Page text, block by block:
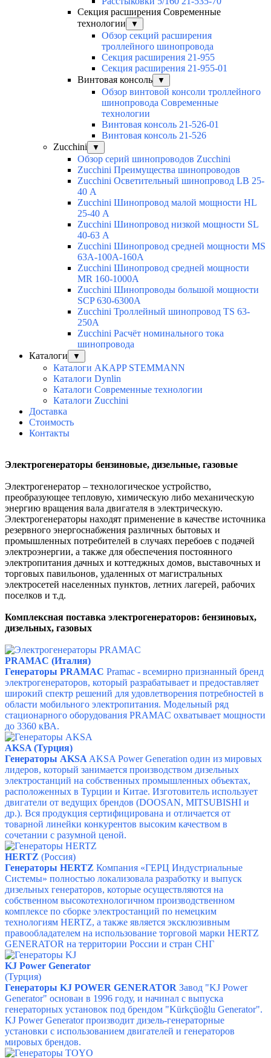
Секция расширения Современные
технологии
▼
Обзор секций расширения
троллейного шинопровода
Секция расширения 21-955
Секция расширения 21-955-01
Винтовая консоль
▼
Обзор винтовой консоли троллейного
шинопровода Современные
технологии
Винтовая консоль 21-526-01
Винтовая консоль 21-526
Zucchini
▼
Обзор серий шинопроводов Zucchini
Zucchini Преимущества шинопроводов
Zucchini Осветительный шинопровод LB 25-
40 А
Zucchini Шинопровод малой мощности HL
25-40 А
Zucchini Шинопровод низкой мощности SL
40-63 А
Zucchini Шинопровод средней мощности MS
63A-100A-160A
Zucchini Шинопровод средней мощности
MR 160-1000А
Zucchini Шинопроводы большой мощности
SCP 630-6300А
Zucchini Троллейный шинопровод TS 63-
250A
Zucchini Расчёт номинального тока
шинопровода
Каталоги
▼
Каталоги AKAPP STEMMANN
Каталоги Dynlin
Каталоги Современные технологии
Каталоги Zucchini
Доставка
Стоимость
Контакты
Электрогенераторы бензиновые, дизельные, газовые
Электрогенератор – технологическое устройство,
преобразующее тепловую, химическую либо механическую
энергию вращения вала двигателя в электрическую.
Электрогенераторы находят применение в качестве источника
резервного энергоснабжения различных бытовых и
промышленных потребителей в случаях перебоев с подачей
электроэнергии, а также для обеспечения постоянного
электропитания дачных и коттеджных домов, выставочных и
торговых павильонов, удаленных от магистральных
электросетей населенных пунктов, летних лагерей, рабочих
поселков и т.д.
Комплексная поставка электрогенераторов: бензиновых,
дизельных, газовых
PRAMAC (Италия)
Генераторы PRAMAC Pramac - всемирно признанный бренд
электрогенераторов, который разрабатывает и предоставляет
широкий спектр решений для удовлетворения потребностей в
области мобильного электропитания. Модельный ряд
стационарного оборудования PRAMAC охватывает мощности
до 3360 кВА.
AKSA (Турция)
Генераторы AKSA AKSA Power Generation один из мировых
лидеров, который занимается производством дизельных
электростанций на собственных промышленных объектах,
расположенных в Турции и Китае. Изготовитель использует
двигатели от ведущих брендов (DOOSAN, MITSUBISHI и
др.). Вся продукция сертифицирована и отличается от
товарной линейки конкурентов высоким качеством в
сочетании с разумной ценой.
HERTZ (Россия)
Генераторы HERTZ Компания «ГЕРЦ Индустриальные
Системы» полностью локализовала разработку и выпуск
дизельных генераторов, которые осуществляются на
собственном высокотехнологичном производственном
комплексе по сборке электростанций по немецким
технологиям HERTZ, а также является эксклюзивным
правообладателем на использование торговой марки HERTZ
GENERATOR на территории России и стран СНГ
KJ Power Generator
(Турция)
Генераторы KJ POWER GENERATOR Завод "KJ Power
Generator" основан в 1996 году, и начинал с выпуска
генераторных установок под брендом "Kürkçüoğlu Generator".
KJ Power Generator производит дизель-генераторные
установки с использованием двигателей и генераторов
мировых брендов.